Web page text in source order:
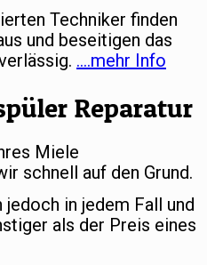
Techniker finden
und beseitigen das
….mehr Info
Reparatur
Miele
schnell auf den Grund.
in jedem Fall und
als der Preis eines